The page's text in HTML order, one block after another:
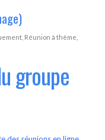
, Réunion à thème
groupe